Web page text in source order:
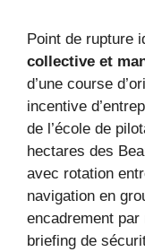
Point de rupture
collective et
d’une course
incentive
de l’école de
hectares des
avec rotation
navigation en
encadrement par
briefing de